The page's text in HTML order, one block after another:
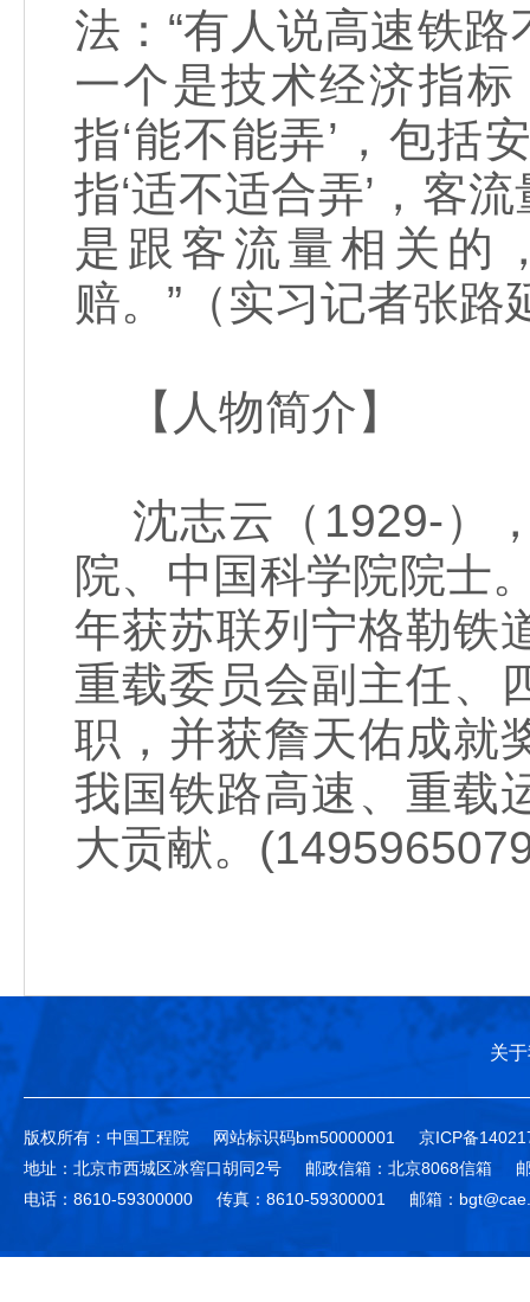
法：“有人说高速铁
一个是技术经济指
指‘能不能弄’，包括
指‘适不适合弄’，客
是跟客流量相关的
赔。”（实习记者张路
【人物简介】
沈志云（1929-）
院、中国科学院院士
年获苏联列宁格勒铁
重载委员会副主任、
职，并获詹天佑成就
我国铁路高速、重载
大贡献。
关
版权所有：中国工程院 网站标识码bm50000001
京ICP备
地址：北京市西城区冰窖口胡同2号
邮政信箱：北京8068信箱
电话：8610-59300000
传真：8610-59300001 邮箱：